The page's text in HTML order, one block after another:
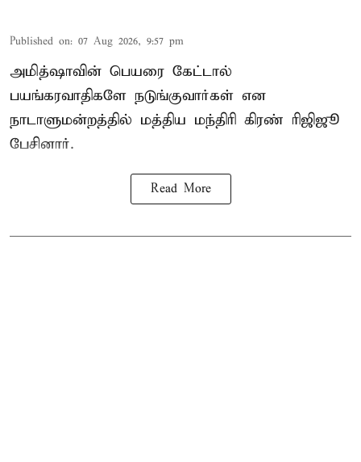
Published on: 07 Aug 2026, 9:57 pm
அமித்ஷாவின் பெயரை கேட்டால்
பயங்கரவாதிகளே நடுங்குவார்கள் என
நாடாளுமன்றத்தில் மத்திய மந்திரி கிரண் ரிஜிஜூ
பேசினார்.
Read More